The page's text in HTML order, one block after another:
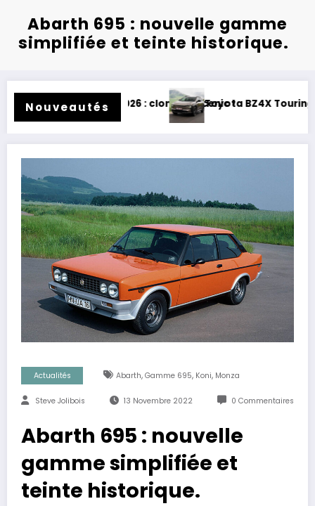
Abarth 695 : nouvelle gamme
simplifiée et teinte historique.
Nouveautés
: clone de Scenic !Toyota BZ4X Touring : électrique et
Actualités Abarth, Gamme 695, Koni, Monza
Steve Jolibois 13 Novembre 2022 0 Commentaires
Abarth 695 : nouvelle
gamme simplifiée et
teinte historique.